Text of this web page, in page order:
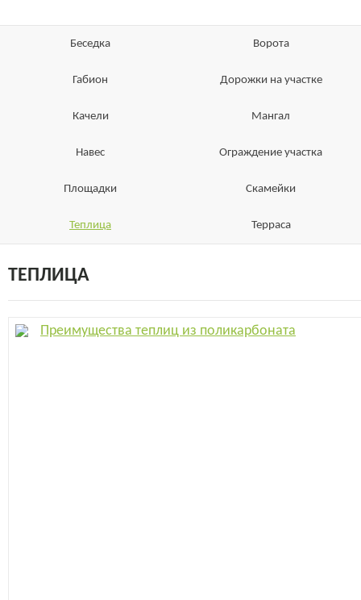
Беседка Ворота
Габион Дорожки на участке
Качели Мангал
Навес Ограждение участка
Площадки Скамейки
Теплица Терраса
ТЕПЛИЦА
Преимущества теплиц из поликарбоната